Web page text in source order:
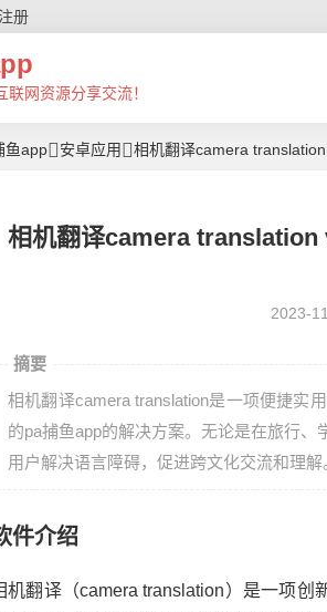
注册
联网资源分享交流！
鱼app 安卓应用 相机翻译camera
相机翻译camera translation
2023-
摘要
相机翻译camera translation是一项便捷实
的pa捕鱼app的解决方案。无论是在旅行
用户解决语言障碍，促进跨文化交流和理解
件介绍
机翻译（camera translation）是一项创